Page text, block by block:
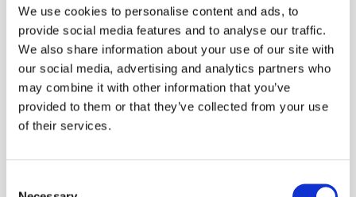
We use cookies to personalise content and ads, to
provide social media features and to analyse our traffic.
We also share information about your use of our site with
our social media, advertising and analytics partners who
may combine it with other information that you’ve
provided to them or that they’ve collected from your use
of their services.
– Ооо, я вижу.
40. OMG
– Oh My God [ əʊ maɪ gɒd ].
– О мой Бог.